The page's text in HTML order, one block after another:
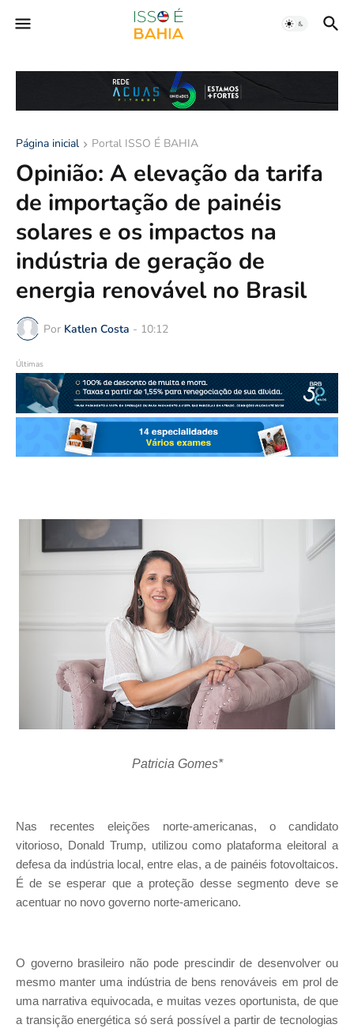
Página inicial Portal ISSO É BAHIA
Opinião: A elevação da tarifa
de importação de painéis
solares e os impactos na
indústria de geração de
energia renovável no Brasil
Por Katlen Costa - 10:12
Últimas
Patricia Gomes*
Nas recentes eleições norte-americanas, o candidato
vitorioso, Donald Trump, utilizou como plataforma eleitoral a
defesa da indústria local, entre elas, a de painéis fotovoltaicos.
É de se esperar que a proteção desse segmento deve se
acentuar no novo governo norte-americano.
O governo brasileiro não pode prescindir de desenvolver ou
mesmo manter uma indústria de bens renováveis em prol de
uma narrativa equivocada, e muitas vezes oportunista, de que
a transição energética só será possível a partir de tecnologias